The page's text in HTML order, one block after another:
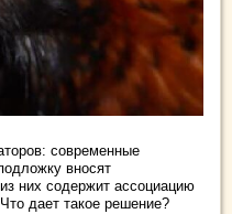
современные
вносят
них содержит ассоциацию
дает такое решение?